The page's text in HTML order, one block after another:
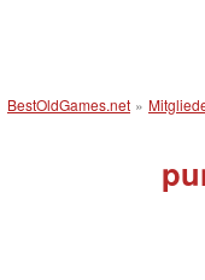
BestOldGames.net »